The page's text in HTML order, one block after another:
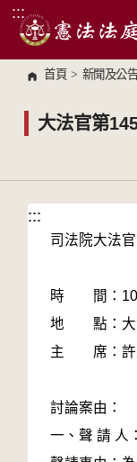
跳到主要內容區塊
:::
首頁 > 新聞及公告
大法官第
:::
:::
司法院大法
時 間：106
地 點：大
主 席：許
討論案由：
一、聲 請 人